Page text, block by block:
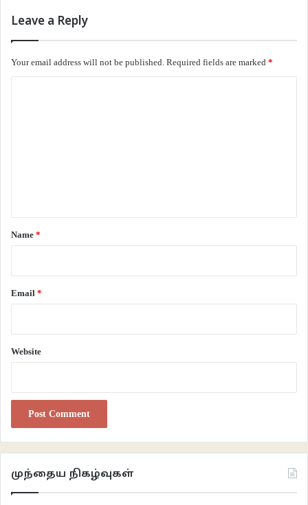
இணைய இதழ் 102
Leave a Reply
Your email address will not be published. Required fields are marked *
*
Name *
Email *
Website
முந்தைய நிகழ்வுகள்